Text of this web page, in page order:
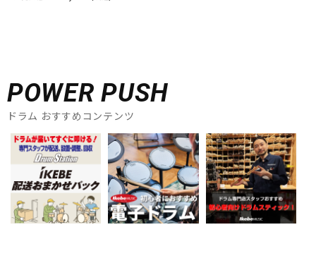
POWER PUSH
ドラム おすすめコンテンツ